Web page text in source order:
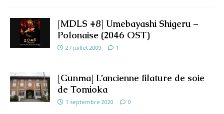
[MDLS #8] Umebayashi Shigeru –
Polonaise (2046 OST)
27 juillet 2009 1
[Gunma] L’ancienne filature de soie
de Tomioka
1 septembre 2020 0